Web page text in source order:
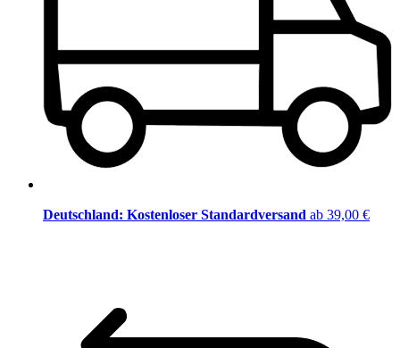
Deutschland: Kostenloser Standardversand ab 39,00 €